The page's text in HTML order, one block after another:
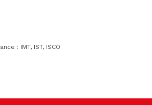
: IMT, IST, ISCO